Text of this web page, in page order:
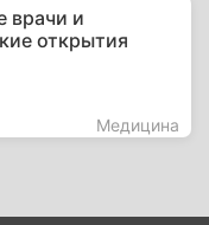
врачи и
открытия
Медицина